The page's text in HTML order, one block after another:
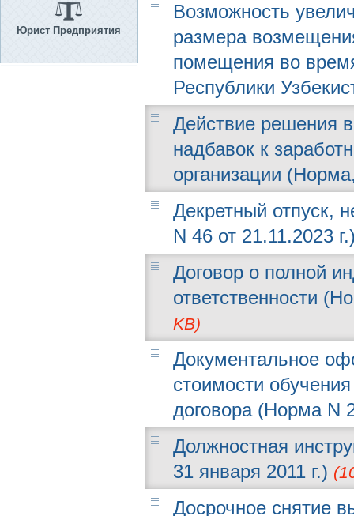
Юрист Предприятия
Возможность
размера
помещения во
Республики
Действие решения
надбавок к
организации
Декретный отпуск,
N 46 от 21.11.2023
Договор о полной
ответственности
KB)
Документальное
стоимости
договора (Норма N
Должностная
31 января 2011 г.)
Досрочное снятие